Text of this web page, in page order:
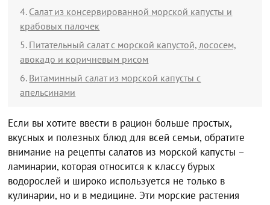
Салат из консервированной морской капусты и
крабовых палочек
Питательный салат с морской капустой, лососем,
авокадо и коричневым рисом
Витаминный салат из морской капусты с
апельсинами
Если вы хотите ввести в рацион больше простых,
вкусных и полезных блюд для всей семьи, обратите
внимание на рецепты салатов из морской капусты –
ламинарии, которая относится к классу бурых
водорослей и широко используется не только в
кулинарии, но и в медицине. Эти морские растения